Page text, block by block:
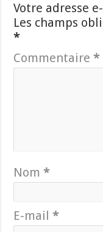
Votre adresse
Les champs
*
Commentaire*
Nom*
E-mail*